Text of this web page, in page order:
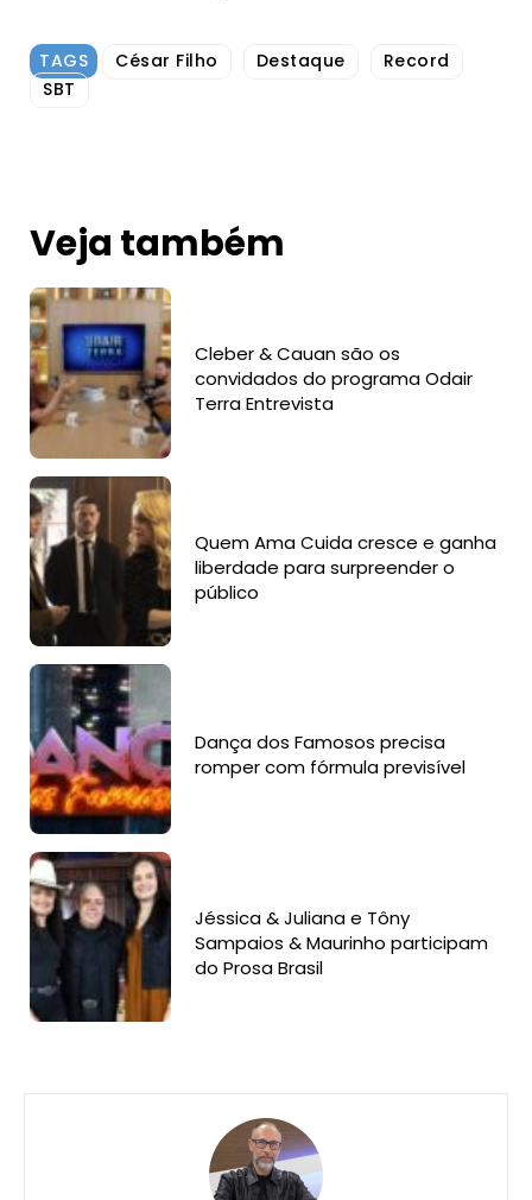
TAGS César Filho Destaque
Record
SBT
Veja também
Cleber & Cauan são os
convidados do programa Odair
Terra Entrevista
Quem Ama Cuida cresce e ganha
liberdade para surpreender o
público
Dança dos Famosos precisa
romper com fórmula previsível
Jéssica & Juliana e Tôny
Sampaios & Maurinho participam
do Prosa Brasil